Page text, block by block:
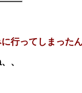
行ってしまった
、